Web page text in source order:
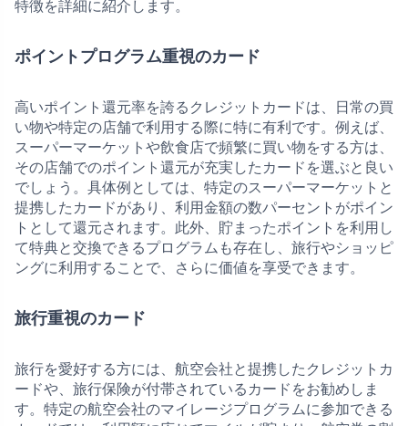
特徴を詳細に紹介します。
ポイントプログラム重視のカード
高いポイント還元率を誇るクレジットカードは、日常の買
い物や特定の店舗で利用する際に特に有利です。例えば、
スーパーマーケットや飲食店で頻繁に買い物をする方は、
その店舗でのポイント還元が充実したカードを選ぶと良い
でしょう。具体例としては、特定のスーパーマーケットと
提携したカードがあり、利用金額の数パーセントがポイン
トとして還元されます。此外、貯まったポイントを利用し
て特典と交換できるプログラムも存在し、旅行やショッピ
ングに利用することで、さらに価値を享受できます。
旅行重視のカード
旅行を愛好する方には、航空会社と提携したクレジットカ
ードや、旅行保険が付帯されているカードをお勧めしま
す。特定の航空会社のマイレージプログラムに参加できる